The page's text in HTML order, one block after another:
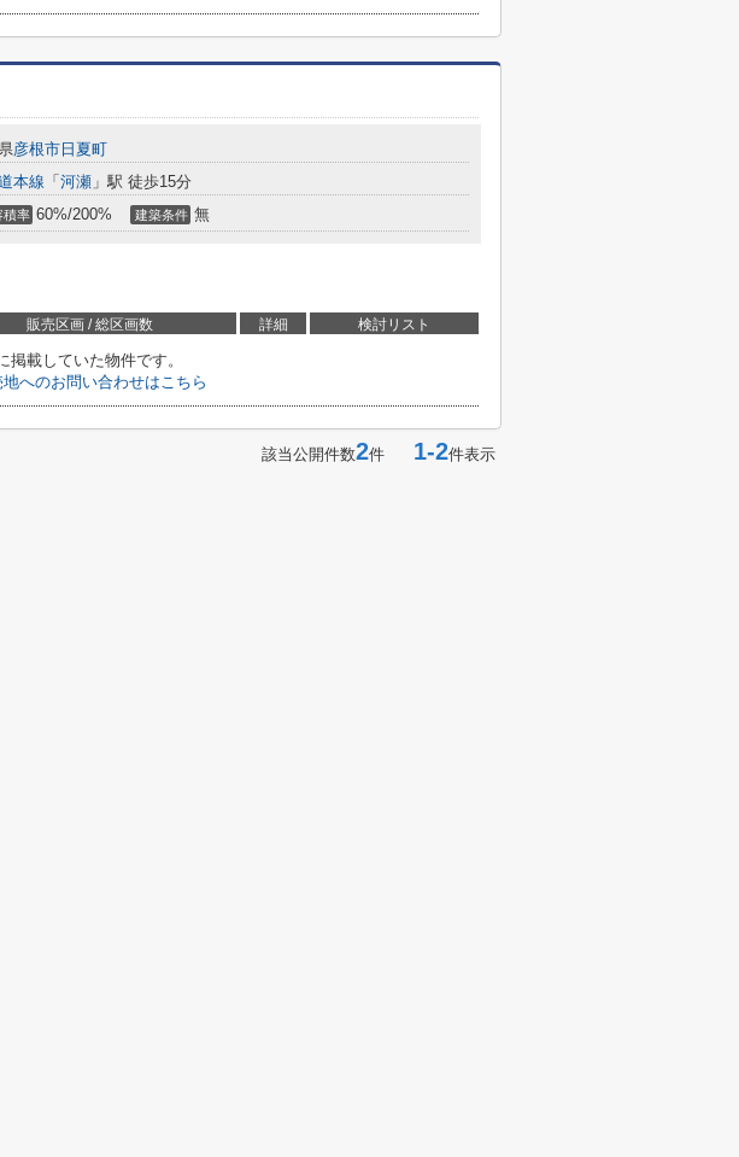
彦根市 日夏町
本線 「 河瀬 」駅 徒歩15分
積率 60%/200% 建築条件 無
販売区画 / 総区画数 詳細 検討リスト
掲載していた物件です。
地へのお問い合わせはこちら
該当公開件数2件 1-2件表示